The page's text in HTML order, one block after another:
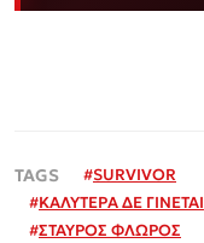
#SURVIVOR
#ΚΑΛΥΤΕΡΑ ΔΕ ΓΙΝΕΤΑΙ
#ΣΤΑΥΡΟΣ ΦΛΩΡΟΣ